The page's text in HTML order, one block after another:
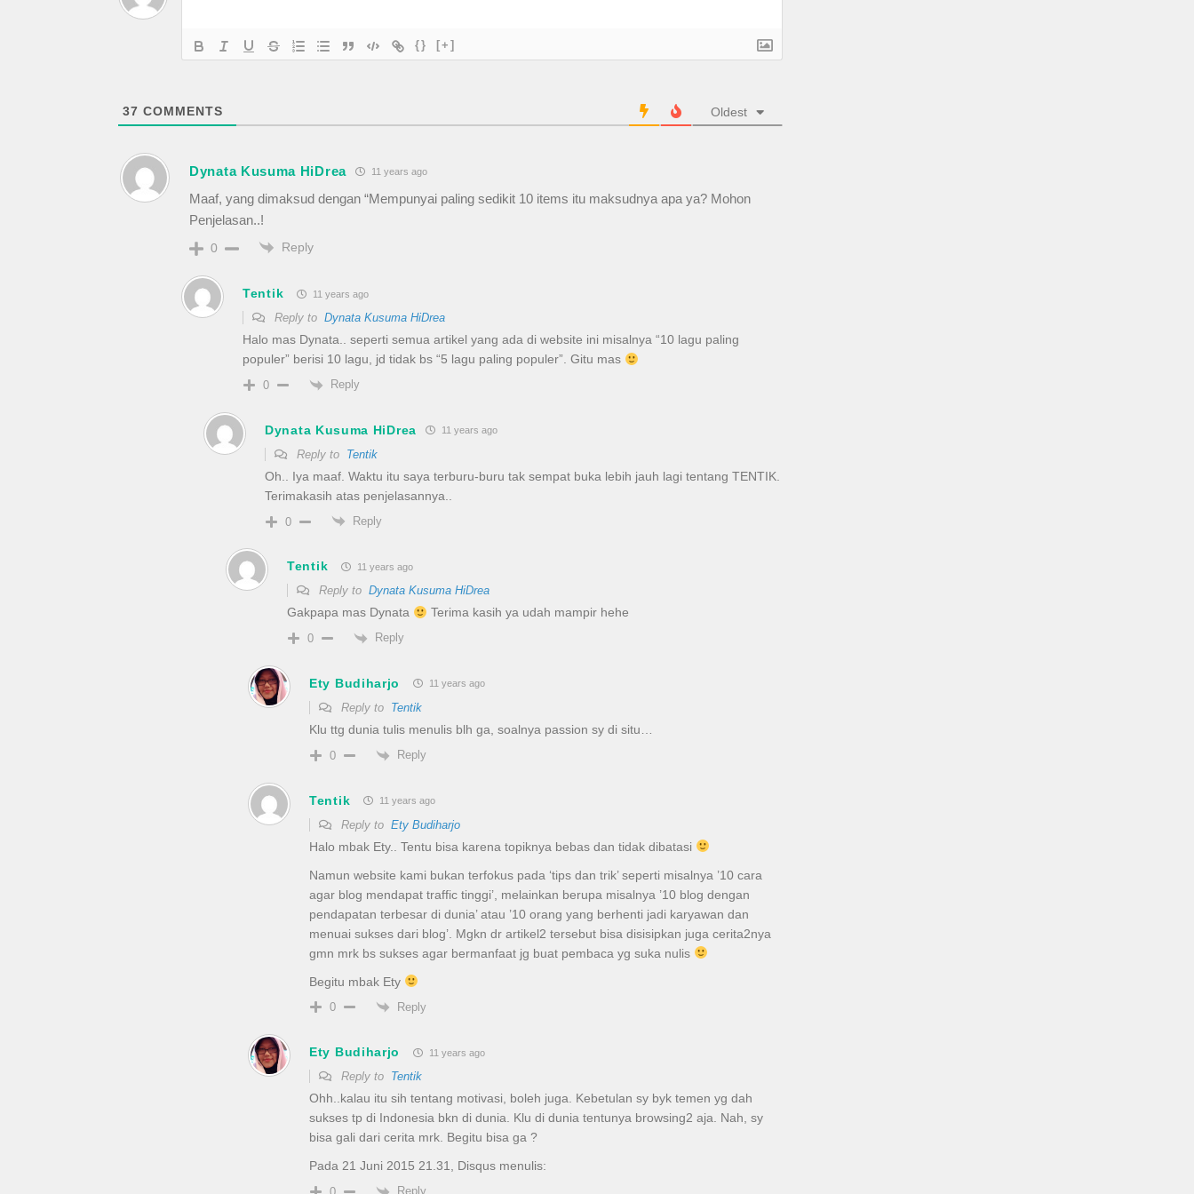
{} [+]
37 COMMENTS Oldest
Dynata Kusuma HiDrea 11 years ago
Maaf, yang dimaksud dengan “Mempunyai paling sedikit 10 items itu maksudnya apa ya? Mohon
Penjelasan..!
0 Reply
Tentik 11 years ago
Reply to Dynata Kusuma HiDrea
Halo mas Dynata.. seperti semua artikel yang ada di website ini misalnya “10 lagu paling
populer” berisi 10 lagu, jd tidak bs “5 lagu paling populer”. Gitu mas
0 Reply
Dynata Kusuma HiDrea 11 years ago
Reply to Tentik
Oh.. Iya maaf. Waktu itu saya terburu-buru tak sempat buka lebih jauh lagi tentang TENTIK.
Terimakasih atas penjelasannya..
0 Reply
Tentik 11 years ago
Reply to Dynata Kusuma HiDrea
Gakpapa mas Dynata Terima kasih ya udah mampir hehe
0 Reply
Ety Budiharjo 11 years ago
Reply to Tentik
Klu ttg dunia tulis menulis blh ga, soalnya passion sy di situ…
0 Reply
Tentik 11 years ago
Reply to Ety Budiharjo
Halo mbak Ety.. Tentu bisa karena topiknya bebas dan tidak dibatasi
Namun website kami bukan terfokus pada ‘tips dan trik’ seperti misalnya ’10 cara
agar blog mendapat traffic tinggi’, melainkan berupa misalnya ’10 blog dengan
pendapatan terbesar di dunia’ atau ’10 orang yang berhenti jadi karyawan dan
menuai sukses dari blog’. Mgkn dr artikel2 tersebut bisa disisipkan juga cerita2nya
gmn mrk bs sukses agar bermanfaat jg buat pembaca yg suka nulis
Begitu mbak Ety
0 Reply
Ety Budiharjo 11 years ago
Reply to Tentik
Ohh..kalau itu sih tentang motivasi, boleh juga. Kebetulan sy byk temen yg dah
sukses tp di Indonesia bkn di dunia. Klu di dunia tentunya browsing2 aja. Nah, sy
bisa gali dari cerita mrk. Begitu bisa ga ?
Pada 21 Juni 2015 21.31, Disqus menulis:
Reply